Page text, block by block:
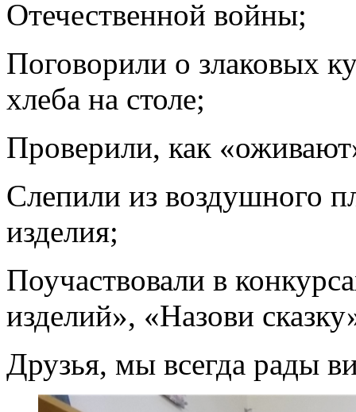
Отечественной войны;
Поговорили о злаковых
хлеба на столе;
Проверили, как
Слепили из воздушного
изделия;
Поучаствовали в
изделий», «Назови
Друзья, мы всегда рады